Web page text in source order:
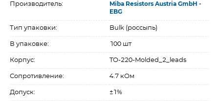
Производитель:
Miba Resistors Austria GmbH -
EBG
Тип упаковки: Bulk (россыпь)
В упаковке: 100 шт
Корпус: TO-220-Molded_2_leads
Сопротивление: 4.7 кОм
Допуск: ±1%